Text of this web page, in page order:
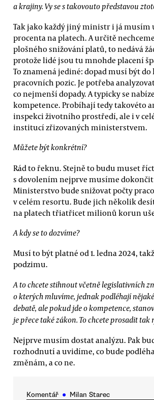
a krajiny. Vy se s takovouto představou
Tak jako každý jiný ministr i já musím
procenta na platech. A určitě
plošného snižování platů, to nedává
protože lidé jsou tu mnohde placení
To znamená jediné: dopad musí být
pracovních pozic. Je potřeba
co nejmenší dopady. A typicky se
kompetence. Probíhají tedy takovéto
inspekci životního prostředí, ale i v
institucí zřizovaných ministerstvem.
Můžete být konkrétní?
Rád to řeknu. Stejně to budu muset
s dovolením nejprve musíme dokončit
Ministerstvo bude snižovat počty
v celém resortu. Bude jich několik
na platech třiatřicet milionů korun
A kdy se to dozvíme?
Musí to být platné od 1. ledna 2024,
podzimu.
A to chcete stihnout včetně legislativních
o kterých mluvíme, jednak podléhají
debatě, ale pokud jde o kompetence,
je přece také zákon. To chcete prosadit tak
Nejprve musím dostat analýzu. Pak
rozhodnutí a uvidíme, co bude
změnám, a co ne.
Komentář ● Milan Starec